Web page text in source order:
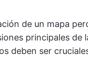
de un mapa
principales de
deben ser